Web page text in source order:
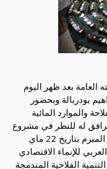
بعد ظهر اليوم
السيد إبراهيم بودربالة وبحضور
والموارد المائية
له للنظر في مشروع
قانون يتعلّق بالموافقة على اتفاق القرض المبرم بتاريخ 22 ماي
للإنماء الاقتصادي
الفلاحية المندمجة